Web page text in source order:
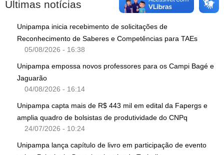
Últimas notícias
Unipampa inicia recebimento de solicitações de
Reconhecimento de Saberes e Competências para TAEs
05/08/2026 - 16:38
Unipampa empossa novos professores para os Campi Bagé e
Jaguarão
04/08/2026 - 16:14
Unipampa capta mais de R$ 443 mil em edital da Fapergs e
amplia quadro de bolsistas de produtividade do CNPq
24/07/2026 - 10:24
Unipampa lança capítulo de livro em participação de evento